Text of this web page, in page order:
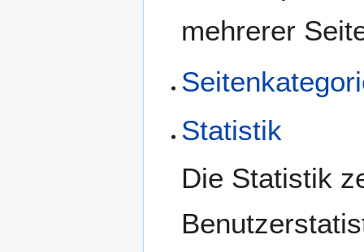
mehrerer
Statistik
Die Statistik